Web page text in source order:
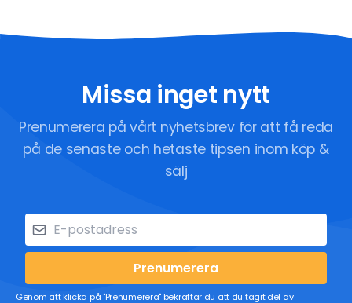
Missa inget nytt
Prenumerera på vårt nyhetsbrev för att få reda
på de senaste och hetaste tipsen inom köp &
sälj
Prenumerera
Genom att klicka på "Prenumerera" bekräftar du att du tagit del av